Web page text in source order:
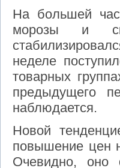
На большей
морозы и
неделе
товарных
предыдущего
наблюдается.
Новой
повышение цен
Очевидно, оно